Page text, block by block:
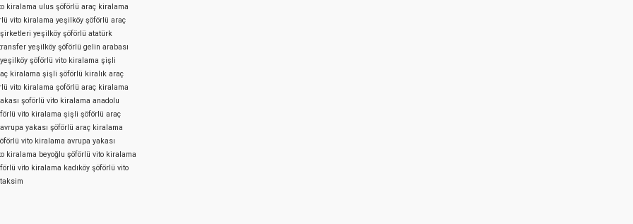
kiralama ulus şöförlü araç kiralama
vito kiralama yeşilköy şöförlü araç
yeşilköy şöförlü atatürk
yeşilköy şöförlü gelin arabası
yeşilköy şöförlü vito kiralama şişli
kiralama şişli şöförlü kiralık araç
vito kiralama şoförlü araç kiralama
şoförlü vito kiralama anadolu
vito kiralama şişli şöförlü araç
yakası şöförlü araç kiralama
vito kiralama avrupa yakası
kiralama beyoğlu şöförlü vito kiralama
vito kiralama kadıköy şöförlü vito